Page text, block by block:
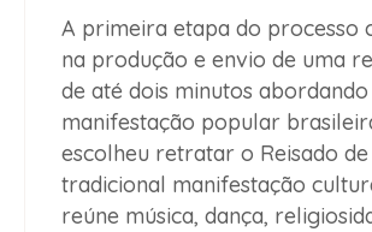
A primeira etapa do processo
na produção e envio de uma
de até dois minutos
manifestação popular
escolheu retratar o Reisado de
tradicional manifestação
reúne música, dança,